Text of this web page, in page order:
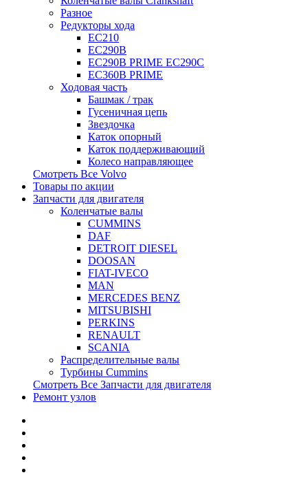
Разное
Редукторы хода
EC210
EC290B
EC290B PRIME EC290C
EC360B PRIME
Ходовая часть
Башмак / трак
Гусеничная цепь
Звездочка
Каток опорный
Каток поддерживающий
Колесо направляющее
Смотреть Все Volvo
Товары по акции
Запчасти для двигателя
Коленчатые валы
CUMMINS
DAF
DETROIT DIESEL
DOOSAN
FIAT-IVECO
MAN
MERCEDES BENZ
MITSUBISHI
PERKINS
RENAULT
SCANIA
Распределительные валы
Турбины Cummins
Смотреть Все Запчасти для двигателя
Ремонт узлов